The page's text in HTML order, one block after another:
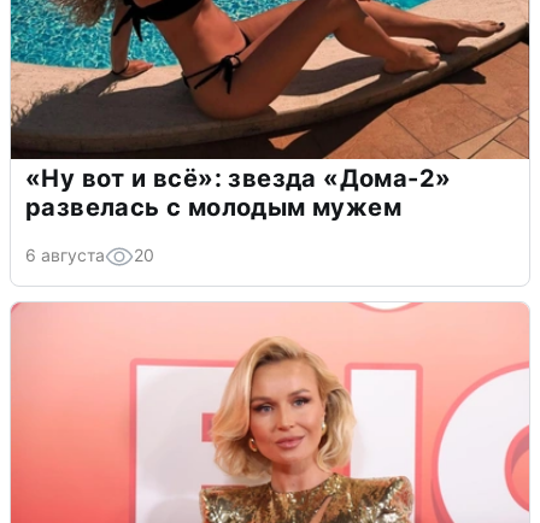
«Ну вот и всё»: звезда «Дома-2»
развелась с молодым мужем
6 августа 20